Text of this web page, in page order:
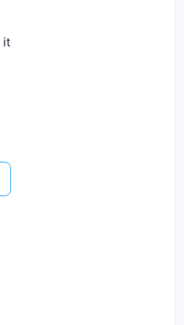
it